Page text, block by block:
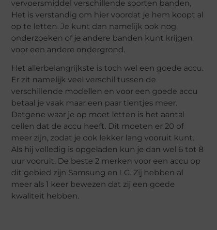
vervoersmiddel verschillende soorten banden,
Het is verstandig om hier voordat je hem koopt al
op te letten. Je kunt dan namelijk ook nog
onderzoeken of je andere banden kunt krijgen
voor een andere ondergrond.
Het allerbelangrijkste is toch wel een goede accu.
Er zit namelijk veel verschil tussen de
verschillende modellen en voor een goede accu
betaal je vaak maar een paar tientjes meer.
Datgene waar je op moet letten is het aantal
cellen dat de accu heeft. Dit moeten er 20 of
meer zijn, zodat je ook lekker lang vooruit kunt.
Als hij volledig is opgeladen kun je dan wel 6 tot 8
uur vooruit. De beste 2 merken voor een accu op
dit gebied zijn Samsung en LG. Zij hebben al
meer als 1 keer bewezen dat zij een goede
kwaliteit hebben.